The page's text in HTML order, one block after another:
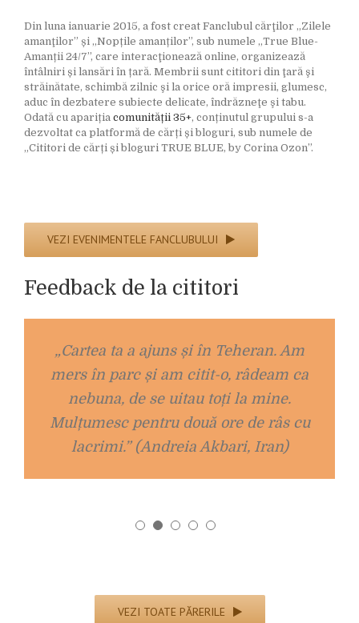
Din luna ianuarie 2015, a fost creat Fanclubul cărţilor „Zilele
amanţilor” și „Nopțile amanților”, sub numele „True Blue-
Amanții 24/7”, care interacţionează online, organizează
întâlniri și lansări în țară. Membrii sunt cititori din ţară şi
străinătate, schimbă zilnic şi la orice oră impresii, glumesc,
aduc în dezbatere subiecte delicate, îndrăzneţe şi tabu.
Odată cu apariția comunității 35+, conținutul grupului s-a
dezvoltat ca platformă de cărți și bloguri, sub numele de
„Cititori de cărți și bloguri TRUE BLUE, by Corina Ozon”.
VEZI EVENIMENTELE FANCLUBULUI
Feedback de la cititori
„Cartea ta a ajuns și în Teheran. Am
mers în parc și am citit-o, râdeam ca
nebuna, de se uitau toți la mine.
Mulțumesc pentru două ore de râs cu
lacrimi.” (Andreia Akbari, Iran)
„Fiecare capitol te învârtește într-un
carusel criminal de nebunesc de
aventuri suculente” (Marius Stan)